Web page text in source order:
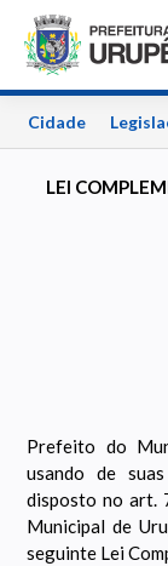
Cidade
LEI
Prefeito do
usando de
disposto no art.
Municipal de
seguinte Lei